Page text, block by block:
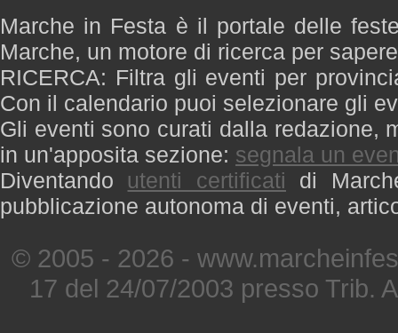
Marche in Festa è il portale delle
Marche, un motore di ricerca per
RICERCA: Filtra gli eventi per
Con il calendario puoi selezionare gli
Gli eventi sono curati dalla redazione,
in un'apposita sezione: segnala un
Diventando utenti certificati di
pubblicazione autonoma di eventi,
© 2005 - 2026 -
17 del 24/07/2003 presso Trib.